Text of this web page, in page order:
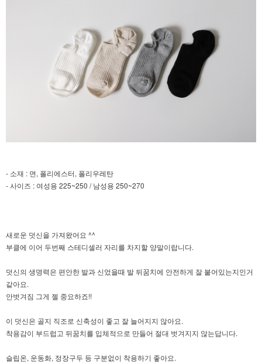
- 소재 : 면, 폴리에스터, 폴리우레탄
- 사이즈 : 여성용 225~250 / 남성용 250~270
새로운 덧신을 가져왔어요 ^^
부클에 이어 두번째 스테디셀러 자리를 차지할 양말이랍니다.
덧신의 생명력은 편안한 발과 신었을때 발 뒤꿈치에 안전하게 잘 붙어있는지인거
같아요.
안벗겨짐 그게 젤 중요하죠!!
이 덧신은 골지 직조로 신축성이 좋고 잘 늘어지지 않아요.
착용감이 부드럽고 뒤꿈치를 입체적으로 만들어 절대 벗겨지지 않는답니다.
슬립온, 운동화, 정장구두 등 구분없이 착용하기 좋아요.